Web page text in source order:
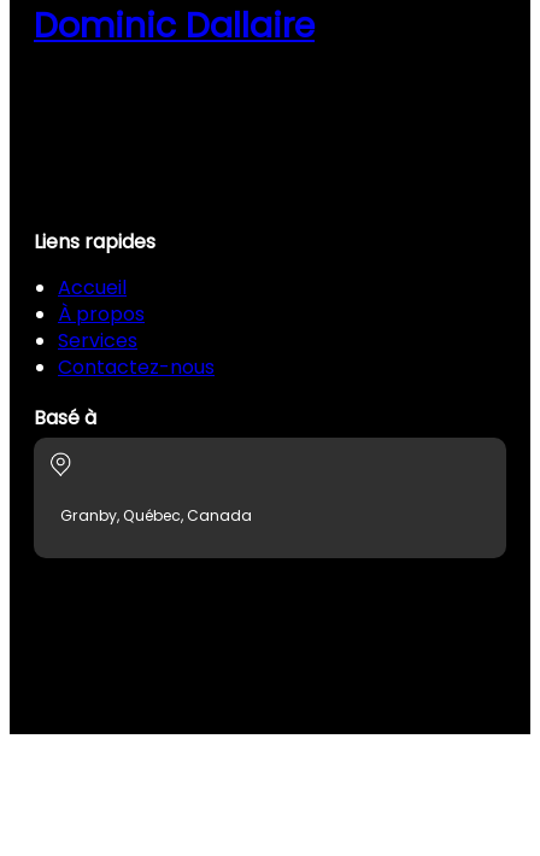
Dominic Dallaire
Liens rapides
Accueil
À propos
Services
Contactez-nous
Basé à
Granby, Québec, Canada